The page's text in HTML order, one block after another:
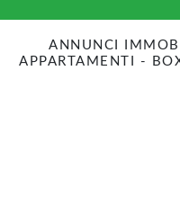
ANNUNCI
APPARTAMENTI -